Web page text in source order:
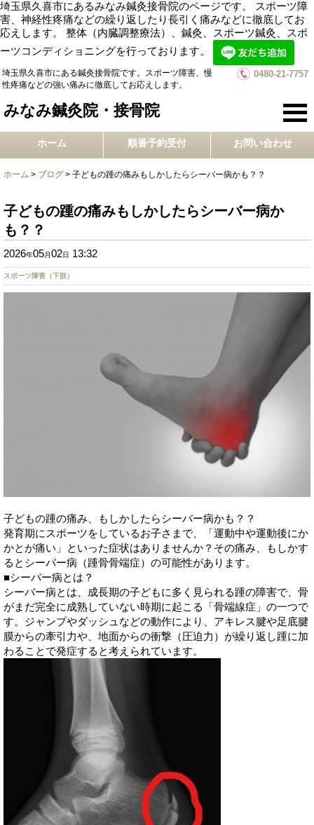
埼玉県久喜市にあるみなみ鍼灸接骨院のページです。 スポーツ障
害、神経性疼痛などの繰り返したり長引く痛みなどに徹底してお
応えします。 整体（内臓調整療法）、鍼灸、スポーツ鍼灸、スポ
ーツコンディショニングを行っております。
埼玉県久喜市にある鍼灸接骨院です。スポーツ障害、慢
性疼痛などの強い痛みに徹底してお応えします。
0480-21-7757
みなみ鍼灸院・接骨院
ホーム 順番予約受付 お問い合わせ
ホーム > ブログ > 子どもの踵の痛みもしかしたらシーバー病かも？？
子どもの踵の痛みもしかしたらシーバー病か
も？？
2026年05月02日 13:32
スポーツ障害（下肢）
子どもの踵の痛み、もしかしたらシーバー病かも？？
発育期にスポーツをしているお子さまで、「運動中や運動後にか
かとが痛い」といった症状はありませんか？その痛み、もしかす
るとシーバー病（踵骨骨端症）の可能性があります。
■シーバー病とは？
シーバー病とは、成長期の子どもに多く見られる踵の障害で、骨
がまだ完全に成熟していない時期に起こる「骨端線症」の一つで
す。ジャンプやダッシュなどの動作により、アキレス腱や足底腱
膜からの牽引力や、地面からの衝撃（圧迫力）が繰り返し踵に加
わることで発症すると考えられています。